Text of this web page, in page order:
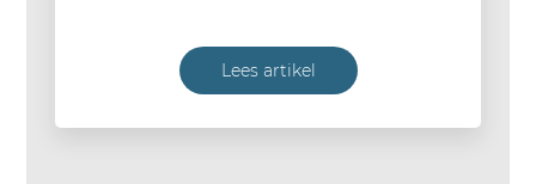
Lees artikel